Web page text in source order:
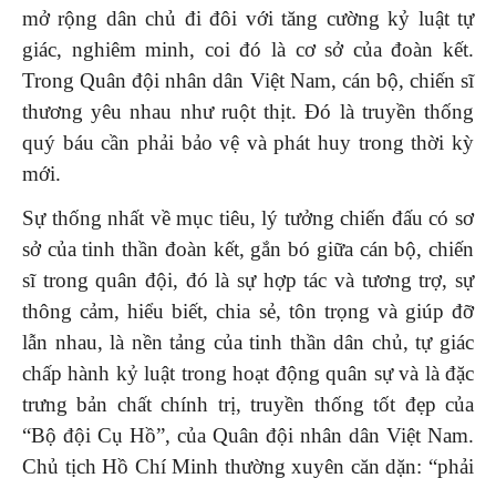
mở rộng dân chủ đi đôi với tăng cường kỷ luật tự
giác, nghiêm minh, coi đó là cơ sở của đoàn kết.
Trong Quân đội nhân dân Việt Nam, cán bộ, chiến sĩ
thương yêu nhau như ruột thịt. Đó là truyền thống
quý báu cần phải bảo vệ và phát huy trong thời kỳ
mới.
Sự thống nhất về mục tiêu, lý tưởng chiến đấu có sơ
sở của tinh thần đoàn kết, gắn bó giữa cán bộ, chiến
sĩ trong quân đội, đó là sự hợp tác và tương trợ, sự
thông cảm, hiểu biết, chia sẻ, tôn trọng và giúp đỡ
lẫn nhau, là nền tảng của tinh thần dân chủ, tự giác
chấp hành kỷ luật trong hoạt động quân sự và là đặc
trưng bản chất chính trị, truyền thống tốt đẹp của
“Bộ đội Cụ Hồ”, của Quân đội nhân dân Việt Nam.
Chủ tịch Hồ Chí Minh thường xuyên căn dặn: “phải